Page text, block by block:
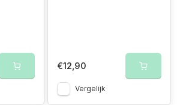
€12,90
Vergelijk